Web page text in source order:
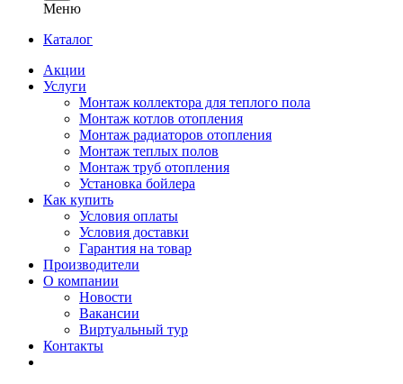
Меню
Каталог
Акции
Услуги
Монтаж коллектора для теплого пола
Монтаж котлов отопления
Монтаж радиаторов отопления
Монтаж теплых полов
Монтаж труб отопления
Установка бойлера
Как купить
Условия оплаты
Условия доставки
Гарантия на товар
Производители
О компании
Новости
Вакансии
Виртуальный тур
Контакты